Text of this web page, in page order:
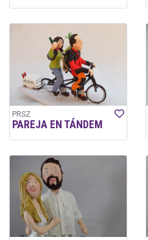
PRSZ
PAREJA EN TÁNDEM